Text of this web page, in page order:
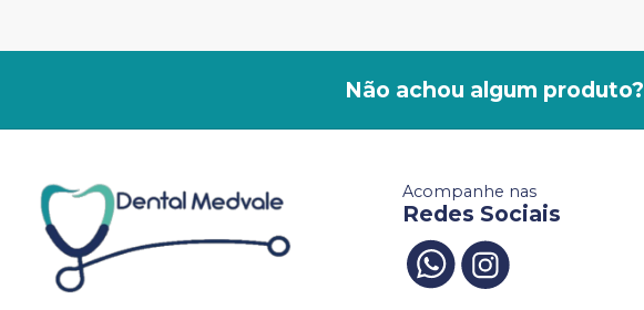
Não achou algum produto?
Acompanhe nas
Redes Sociais